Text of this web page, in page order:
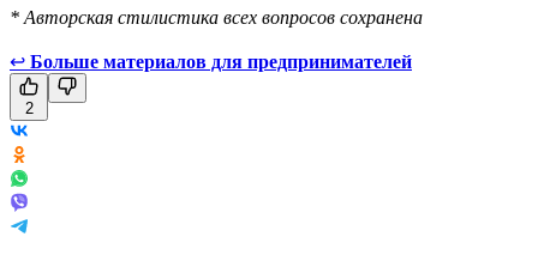
* Авторская стилистика всех вопросов сохранена
↩ Больше материалов для предпринимателей
2